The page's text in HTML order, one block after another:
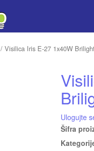
/ Visilica Iris E-27 1x40W
Ulogujte
Šifra